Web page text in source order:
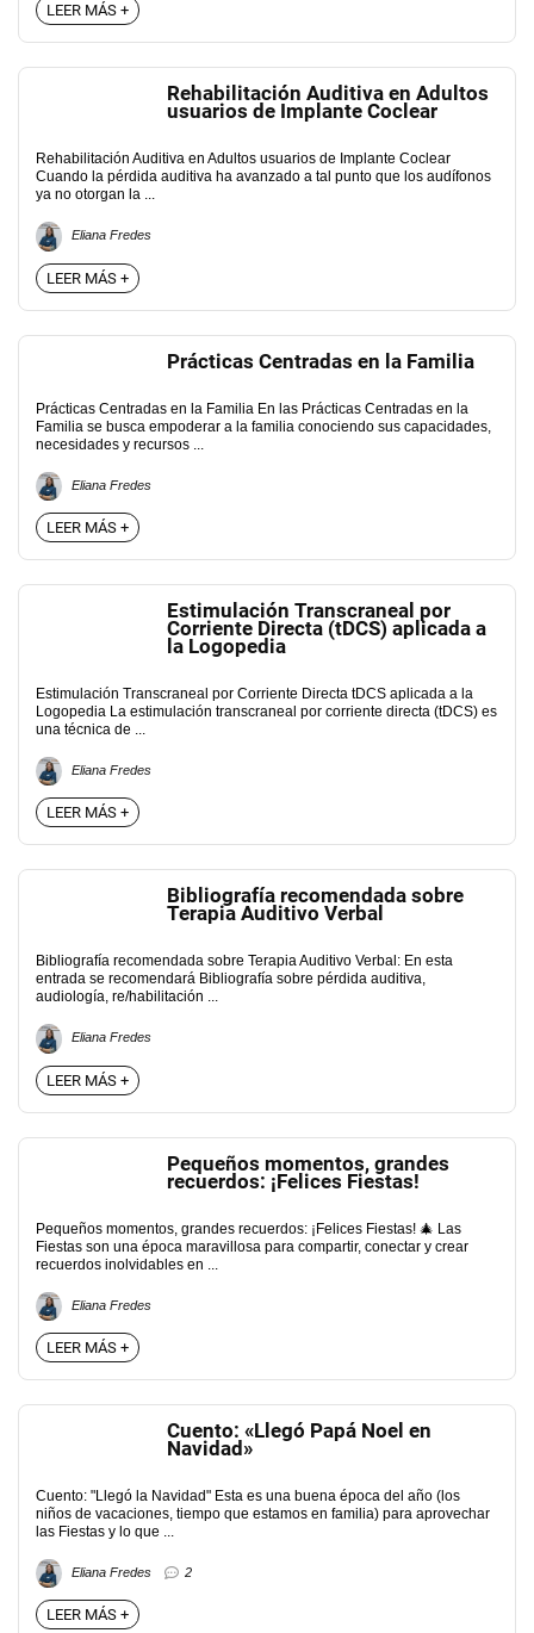
LEER MÁS +
Rehabilitación Auditiva en Adultos
usuarios de Implante Coclear
Rehabilitación Auditiva en Adultos usuarios de Implante Coclear
Cuando la pérdida auditiva ha avanzado a tal punto que los audífonos
ya no otorgan la ...
Eliana Fredes
LEER MÁS +
Prácticas Centradas en la Familia
Prácticas Centradas en la Familia En las Prácticas Centradas en la
Familia se busca empoderar a la familia conociendo sus capacidades,
necesidades y recursos ...
Eliana Fredes
LEER MÁS +
Estimulación Transcraneal por
Corriente Directa (tDCS) aplicada a
la Logopedia
Estimulación Transcraneal por Corriente Directa tDCS aplicada a la
Logopedia La estimulación transcraneal por corriente directa (tDCS) es
una técnica de ...
Eliana Fredes
LEER MÁS +
Bibliografía recomendada sobre
Terapia Auditivo Verbal
Bibliografía recomendada sobre Terapia Auditivo Verbal: En esta
entrada se recomendará Bibliografía sobre pérdida auditiva,
audiología, re/habilitación ...
Eliana Fredes
LEER MÁS +
Pequeños momentos, grandes
recuerdos: ¡Felices Fiestas!
Pequeños momentos, grandes recuerdos: ¡Felices Fiestas! 🎄 Las
Fiestas son una época maravillosa para compartir, conectar y crear
recuerdos inolvidables en ...
Eliana Fredes
LEER MÁS +
Cuento: «Llegó Papá Noel en
Navidad»
Cuento: "Llegó la Navidad" Esta es una buena época del año (los
niños de vacaciones, tiempo que estamos en familia) para aprovechar
las Fiestas y lo que ...
Eliana Fredes 2
LEER MÁS +